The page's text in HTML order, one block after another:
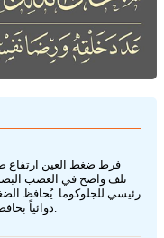
تلف واضح في العصب
رئيسي للجلوكوما. يُحافظ
دوائياً بخافضات الضغط أو بالليزر للحد من تطور الجلوكوما.